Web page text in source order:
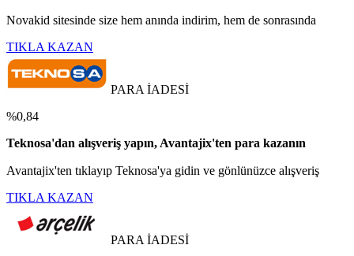
Novakid sitesinde size hem anında indirim, hem de sonrasında
TIKLA KAZAN
PARA İADESİ
%0,84
Teknosa'dan alışveriş yapın, Avantajix'ten para kazanın
Avantajix'ten tıklayıp Teknosa'ya gidin ve gönlünüzce alışveriş
TIKLA KAZAN
PARA İADESİ